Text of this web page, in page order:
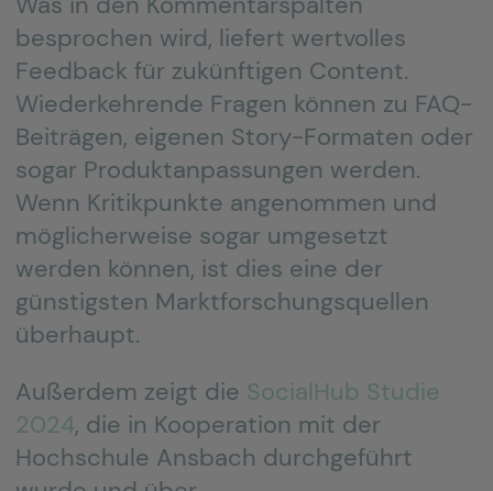
besprochen wird, liefert wertvolles
Feedback für zukünftigen Content.
Wiederkehrende Fragen können zu FAQ-
Beiträgen, eigenen Story-Formaten oder
sogar Produktanpassungen werden.
Wenn Kritikpunkte angenommen und
möglicherweise sogar umgesetzt
werden können, ist dies eine der
günstigsten Marktforschungsquellen
überhaupt.
Außerdem zeigt die SocialHub Studie
2024, die in Kooperation mit der
Hochschule Ansbach durchgeführt